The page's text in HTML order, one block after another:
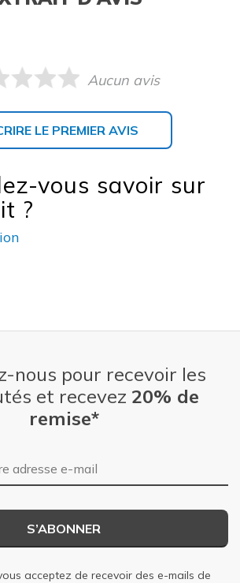
Aucun avis
LE PREMIER AVIS
vous savoir sur
?
nous pour recevoir les
et recevez 20% de
remise*
S’ABONNER
acceptez de recevoir des e-mails de